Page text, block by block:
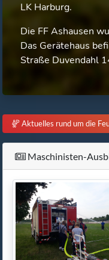
LK Harburg.
Die FF Ashausen
Das Gerätehaus
Straße Duvendahl
Aktuelles rund um die
Maschinisten-